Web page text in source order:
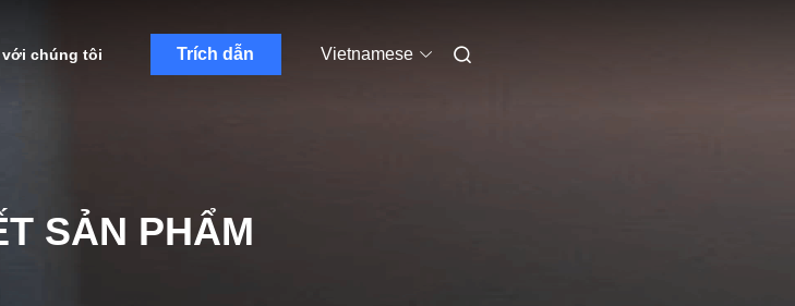
với chúng tôi Trích dẫn Vietnamese
SẢN PHẨM